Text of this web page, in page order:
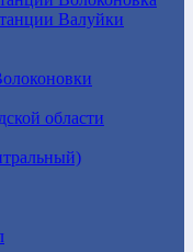
Валуйки
области